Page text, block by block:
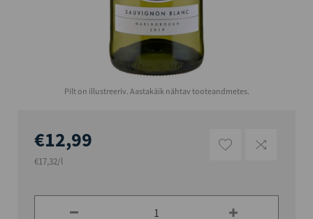
Pilt on illustreeriv. Aastakäik nähtav tooteandmetes.
€12,99
€17,32/l